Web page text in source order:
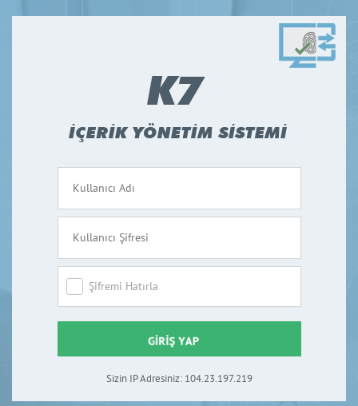
Şifremi Hatırla
Sizin IP Adresiniz: 104.23.197.219